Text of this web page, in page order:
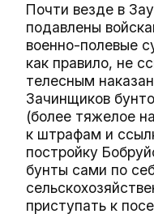
Почти везде в
подавлены
военно-полевые
как правило, не
телесным
Зачинщиков
(более тяжелое
к штрафам и
постройку
бунты сами по
приступать к